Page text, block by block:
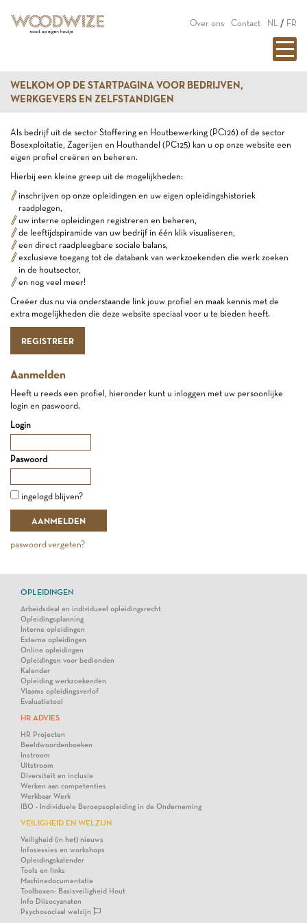
Over ons Contact NL / FR
WELKOM OP DE STARTPAGINA VOOR BEDRIJVEN,
WERKGEVERS EN ZELFSTANDIGEN
Als bedrijf uit de sector Stoffering en Houtbewerking (PC126) of de sector
Bosexploitatie, Zagerijen en Houthandel (PC125) kan u op onze website een
eigen profiel creëren en beheren.
Hierbij een kleine greep uit de mogelijkheden:
inschrijven op onze opleidingen en uw eigen opleidingshistoriek
raadplegen,
uw interne opleidingen registreren en beheren,
de leeftijdspiramide van uw bedrijf in één klik visualiseren,
een direct raadpleegbare sociale balans,
exclusieve toegang tot de databank van werkzoekenden die werk zoeken
in de houtsector,
en nog veel meer!
Creëer dus nu via onderstaande link jouw profiel en maak kennis met de
extra mogelijkheden die deze website speciaal voor u te bieden heeft.
REGISTREER
Aanmelden
Heeft u reeds een profiel, hieronder kunt u inloggen met uw persoonlijke
login en paswoord.
Login
Paswoord
ingelogd blijven?
paswoord vergeten?
OPLEIDINGEN
Arbeidsdeal en individueel opleidingsrecht
Opleidingsplanning
Interne opleidingen
Externe opleidingen
Online opleidingen
Opleidingen voor bedienden
Kalender
Opleiding werkzoekenden
Vlaams opleidingsverlof
Evaluatietool
HR ADVIES
HR Projecten
Beeldwoordenboeken
Instroom
Uitstroom
Diversiteit en inclusie
Werken aan competenties
Werkbaar Werk
IBO - Individuele Beroepsopleiding in de Onderneming
VEILIGHEID EN WELZIJN
Veiligheid (in het) nieuws
Infosessies en workshops
Opleidingskalender
Tools en links
Machinedocumentatie
Toolboxen: Basisveiligheid Hout
Info Diisocyanaten
Psychosociaal welzijn